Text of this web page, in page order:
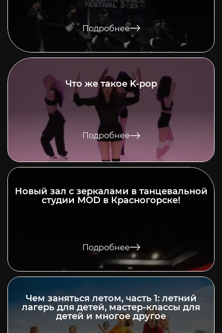
Подробнее
Что же такое K-pop
Подробнее
Новый зал с зеркалами в танцевальной
студии MOD в Красногорске!
Подробнее
Чем заняться летом, часть 1: летний
лагерь для детей, мастер-классы для
детей и многое другое